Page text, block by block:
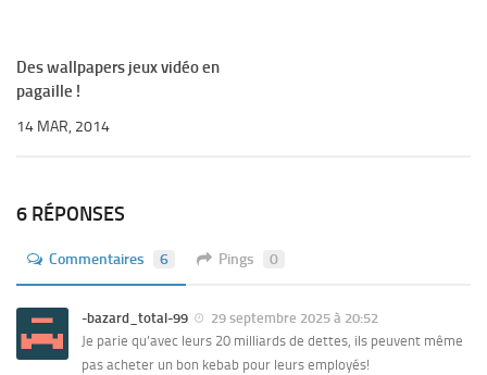
Des wallpapers jeux vidéo en
pagaille !
14 MAR, 2014
6 RÉPONSES
Commentaires 6 Pings 0
-bazard_total-99
29 septembre 2025 à 20:52
Je parie qu’avec leurs 20 milliards de dettes, ils peuvent même
pas acheter un bon kebab pour leurs employés!